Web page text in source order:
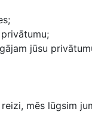
jūsu
mēs lūgsim